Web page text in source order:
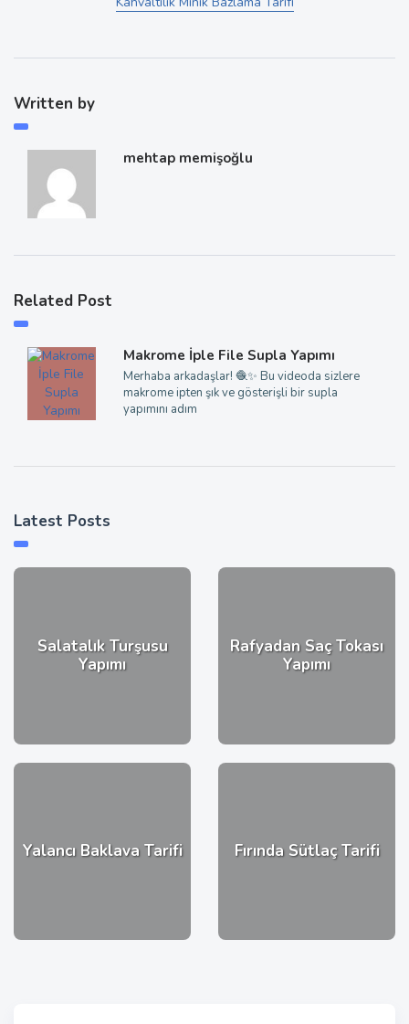
Written by
mehtap memişoğlu
Related Post
Makrome İple File Supla Yapımı
Merhaba arkadaşlar! 🧶✨ Bu videoda sizlere
makrome ipten şık ve gösterişli bir supla
yapımını adım
Latest Posts
Salatalık Turşusu
Yapımı
Rafyadan Saç Tokası
Yapımı
Yalancı Baklava Tarifi Fırında Sütlaç Tarifi